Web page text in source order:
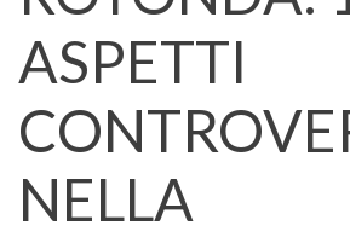
ASPETTI
NELLA